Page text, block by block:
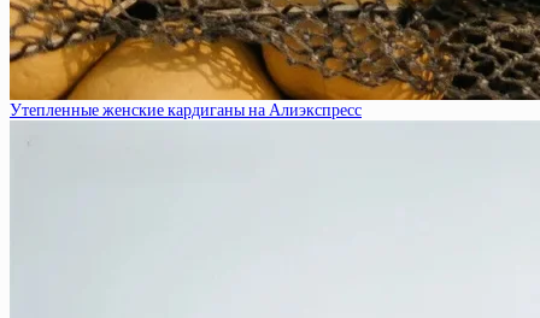
Утепленные женские кардиганы на Алиэкспресс